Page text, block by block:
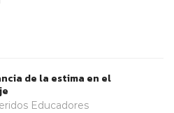
de la estima en el
Educadores